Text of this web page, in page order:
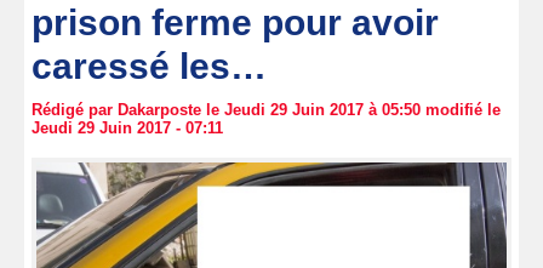
prison ferme pour avoir
caressé les…
Rédigé par Dakarposte le Jeudi 29 Juin 2017 à 05:50 modifié le
Jeudi 29 Juin 2017 - 07:11